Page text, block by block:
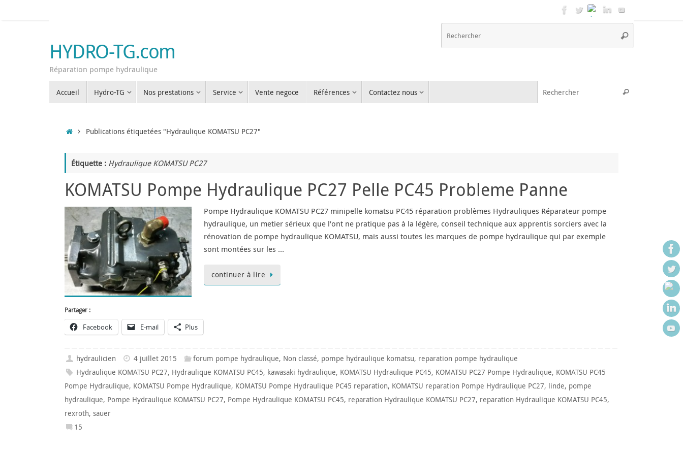
HYDRO-TG.com
Réparation pompe hydraulique
Rechercher
Accueil Hydro-TG Nos prestations Service Vente negoce Références Contactez nous Rechercher
AccueilPublications étiquetées "Hydraulique KOMATSU PC27"
Étiquette : Hydraulique KOMATSU PC27
KOMATSU Pompe Hydraulique PC27 Pelle PC45 Probleme Panne
Pompe Hydraulique KOMATSU PC27 minipelle komatsu PC45 réparation problèmes Hydrauliques Réparateur pompe
hydraulique, un metier sérieux que l’ont ne pratique pas à la légère, conseil technique aux apprentis sorciers avec la
rénovation de pompe hydraulique KOMATSU, mais aussi toutes les marques de pompe hydraulique qui par exemple
sont montées sur les …
continuer à lire
Partager :
Facebook E-mail Plus
hydraulicien 4 juillet 2015 forum pompe hydraulique, Non classé, pompe hydraulique komatsu, reparation pompe hydraulique
Hydraulique KOMATSU PC27, Hydraulique KOMATSU PC45, kawasaki hydraulique, KOMATSU Hydraulique PC45, KOMATSU PC27 Pompe Hydraulique, KOMATSU PC45
Pompe Hydraulique, KOMATSU Pompe Hydraulique, KOMATSU Pompe Hydraulique PC45 reparation, KOMATSU reparation Pompe Hydraulique PC27, linde, pompe
hydraulique, Pompe Hydraulique KOMATSU PC27, Pompe Hydraulique KOMATSU PC45, reparation Hydraulique KOMATSU PC27, reparation Hydraulique KOMATSU PC45,
rexroth, sauer
15